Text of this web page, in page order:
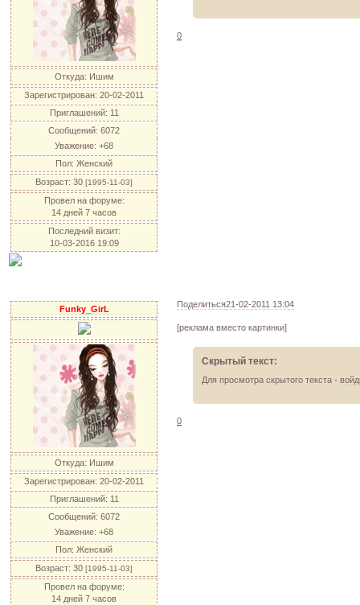
Откуда: Ишим
Зарегистрирован: 20-02-2011
Приглашений: 11
Сообщений: 6072
Уважение: +68
Пол: Женский
Возраст: 30 [1995-11-03]
Провел на форуме:
14 дней 7 часов
Последний визит:
10-03-2016 19:09
0
Поделиться21-02-2011 13:04
Funky_GirL
Откуда: Ишим
Зарегистрирован: 20-02-2011
Приглашений: 11
Сообщений: 6072
Уважение: +68
Пол: Женский
Возраст: 30 [1995-11-03]
Провел на форуме:
14 дней 7 часов
[реклама вместо картинки]
Скрытый текст:
Для просмотра скрытого текста -
0